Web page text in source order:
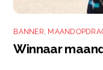
BANNER,
Winnaar